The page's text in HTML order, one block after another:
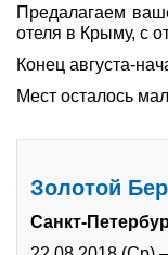
Услуги
О компании
Предалагаем
отеля в Крыму, с
Конец августа-
Мест осталось
Золотой
Санкт-